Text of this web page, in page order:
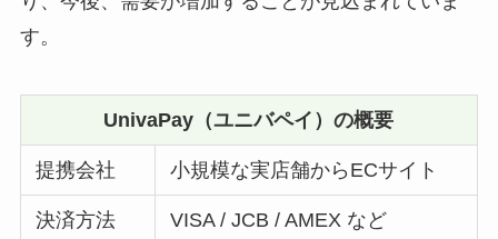
す。
UnivaPay（ユニバペイ）の概要
提携会社 小規模な実店舗からECサイト
決済方法
VISA / JCB / AMEX など